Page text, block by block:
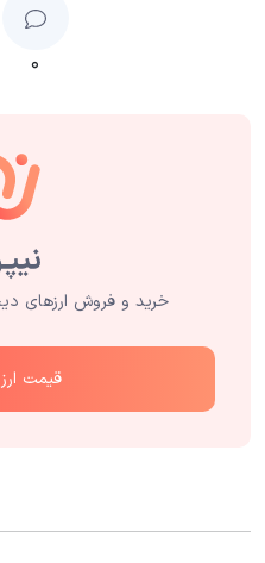
۰
خرید و فروش ارزهای
قیمت